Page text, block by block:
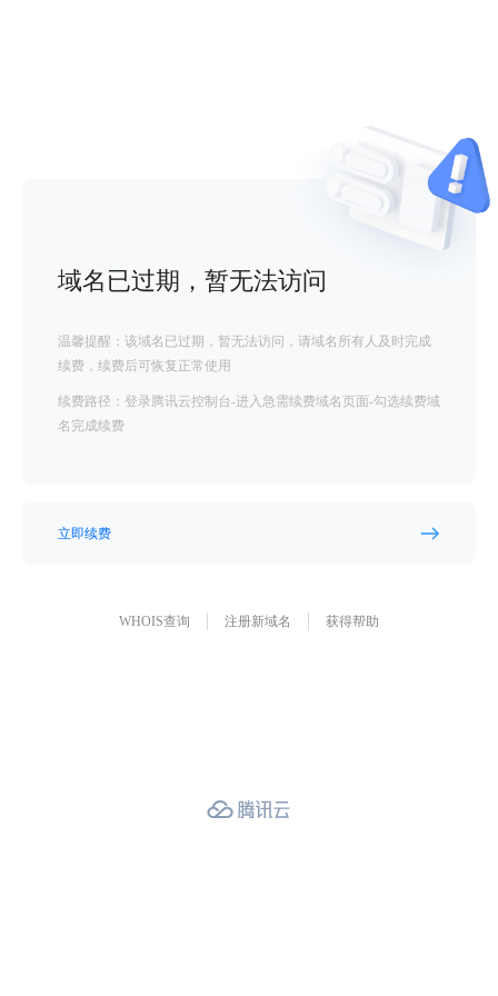
域名已过期，暂无法访问
温馨提醒：该域名已过期，暂无法访问，请域名所有人及时完成
续费，续费后可恢复正常使用
续费路径：登录腾讯云控制台-进入急需续费域名页面-勾选续费域
名完成续费
立即续费
WHOIS查询 注册新域名 获得帮助